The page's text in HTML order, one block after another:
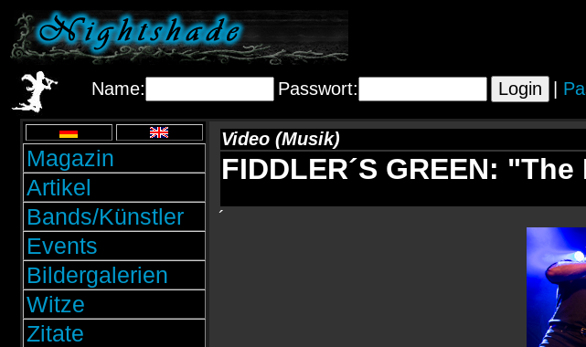
Name: Passwort:
Magazin
Artikel
Bands/Künstler
Events
Bildergalerien
Witze
Zitate
Video (Musik)
FIDDLER´S GREEN:
´